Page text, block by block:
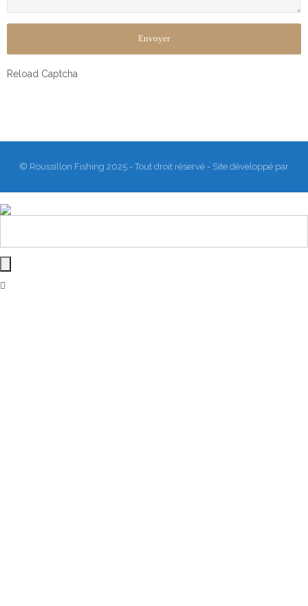
Reload Captcha
© Roussillon Fishing 2025 - Tout droit réservé - Site développé par
Matthieu Sanogho&Rodmaps